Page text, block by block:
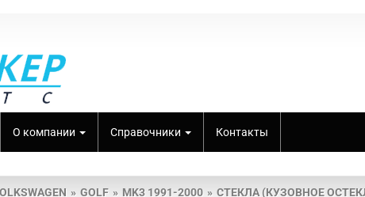
О компании Справочники Контакты
GOLF MK3 1991-2000 СТЕКЛА (КУЗОВНОЕ